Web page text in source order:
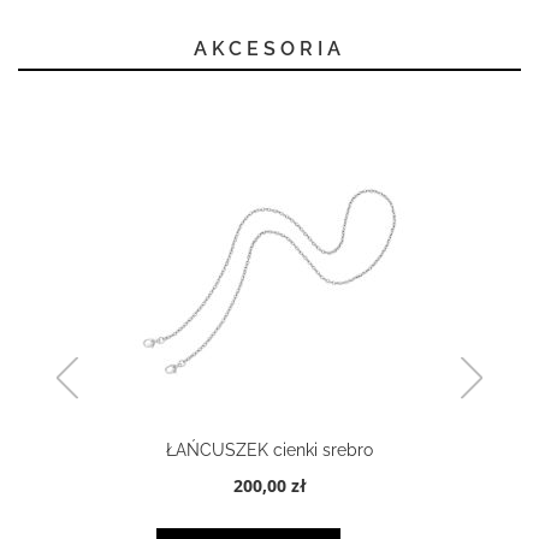
AKCESORIA
ŁAŃCUSZEK cienki srebro
200,00 zł